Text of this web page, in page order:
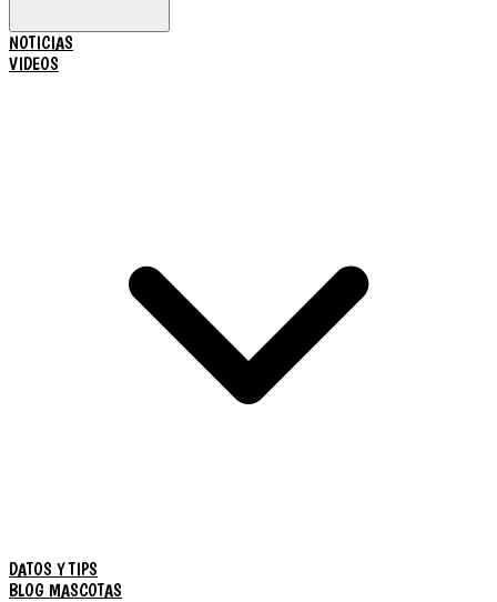
NOTICIAS
VIDEOS
DATOS Y TIPS
BLOG MASCOTAS